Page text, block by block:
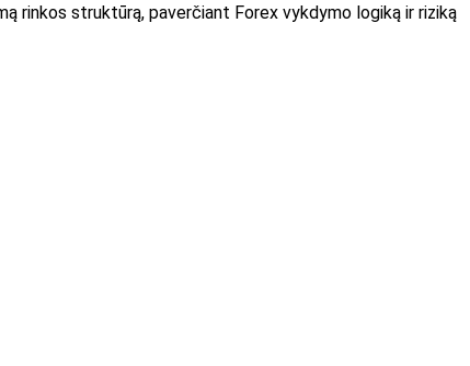
rinkos struktūrą, paverčiant Forex vykdymo logiką ir riziką